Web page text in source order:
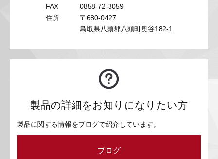
FAX
0858-72-3059
住所
〒680-0427
鳥取県八頭郡八頭町奥谷182-1
製品の詳細をお知りになりたい方
製品に関する情報をブログで紹介しています。
ブログ